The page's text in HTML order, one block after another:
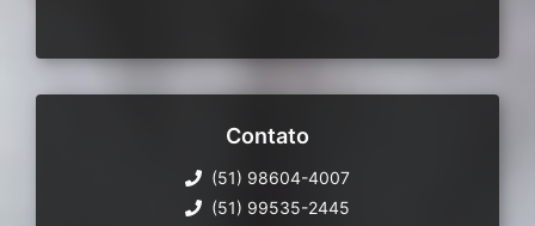
Contato
(51) 98604-4007
(51) 99535-2445